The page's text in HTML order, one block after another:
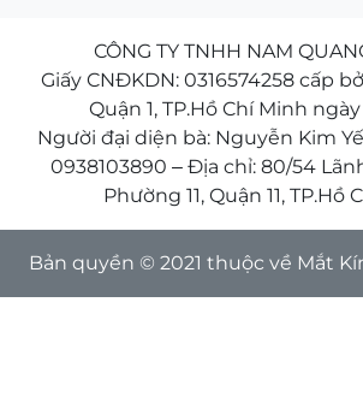
CÔNG TY TNHH NAM
Giấy CNĐKDN: 0316574258 cấp
Quận 1, TP.Hồ Chí Minh ngày
Người đại diện bà: Nguyễn Kim
0938103890 – Địa chỉ: 80/54
Phường 11, Quận 11, TP.Hồ
Bản quyền © 2021 thuộc về Mắt